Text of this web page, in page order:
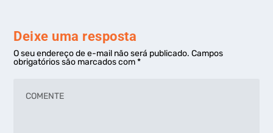
Deixe uma resposta
O seu endereço de e-mail não será publicado. Campos
obrigatórios são marcados com*